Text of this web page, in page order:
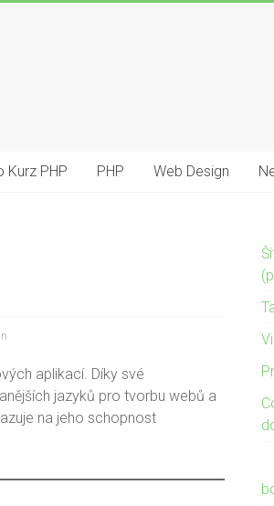
Kurz PHP PHP Web Design
aplikací. Díky své
jazyků pro tvorbu webů a
na jeho schopnost